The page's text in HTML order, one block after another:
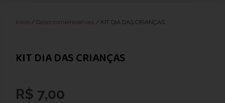
Início / Datas comemorativas / KIT DIA DAS CRIANÇAS
KIT DIA DAS CRIANÇAS
R$ 7,00